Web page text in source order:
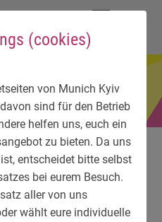
(cookies)
von Munich Kyiv
sind für den Betrieb
helfen uns, euch ein
zu bieten. Da uns
entscheidet bitte selbst
bei eurem Besuch.
aller von uns
wählt eure individuelle